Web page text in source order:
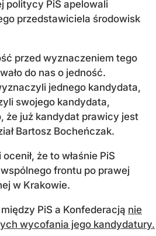
politycy PiS apelowali
przedstawiciela środowisk
przed wyznaczeniem tego
do nas o jedność.
jednego kandydata,
swojego kandydata,
że już kandydat prawicy jest
Bartosz Bocheńczak.
że to właśnie PiS
frontu po prawej
w Krakowie.
PiS a Konfederacją nie
wycofania jego kandydatury.